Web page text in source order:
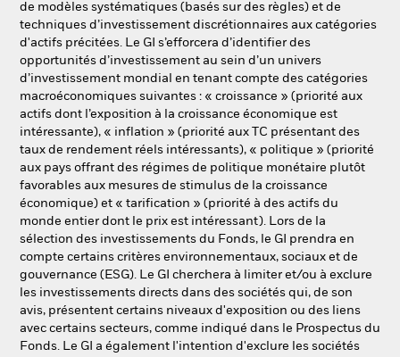
de modèles systématiques (basés sur des règles) et de
techniques d’investissement discrétionnaires aux catégories
d'actifs précitées. Le GI s’efforcera d’identifier des
opportunités d’investissement au sein d’un univers
d’investissement mondial en tenant compte des catégories
macroéconomiques suivantes : « croissance » (priorité aux
actifs dont l’exposition à la croissance économique est
intéressante), « inflation » (priorité aux TC présentant des
taux de rendement réels intéressants), « politique » (priorité
aux pays offrant des régimes de politique monétaire plutôt
favorables aux mesures de stimulus de la croissance
économique) et « tarification » (priorité à des actifs du
monde entier dont le prix est intéressant). Lors de la
sélection des investissements du Fonds, le GI prendra en
compte certains critères environnementaux, sociaux et de
gouvernance (ESG). Le GI cherchera à limiter et/ou à exclure
les investissements directs dans des sociétés qui, de son
avis, présentent certains niveaux d'exposition ou des liens
avec certains secteurs, comme indiqué dans le Prospectus du
Fonds. Le GI a également l'intention d'exclure les sociétés